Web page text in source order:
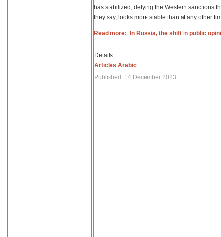
has stabilized, defying the Western sanctions
they say, looks more stable than at any other
Read more: In Russia, the shift in public
Details
Articles Arabic
Published: 14 December 2023